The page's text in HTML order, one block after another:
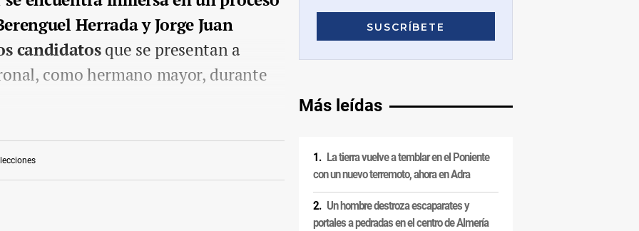
Herrada y Jorge Juan
candidatosque se presentan a
como hermano mayor, durante
Más leídas
La tierra vuelve a temblar en el Poniente
con un nuevo terremoto, ahora en Adra
Un hombre destroza escaparates y
portales a pedradas en el centro de Almería